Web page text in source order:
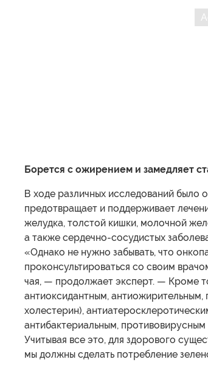
Борется с ожирением и замедляет
В ходе различных исследований было
предотвращает и поддерживает
желудка, толстой кишки, молочной
а также сердечно-сосудистых
«Однако не нужно забывать, что
проконсультироваться со своим
чая, — продолжает эксперт. — Кроме
антиоксидантным,
холестерин),
антибактериальным,
Учитывая все это, для здорового
мы должны сделать потребление